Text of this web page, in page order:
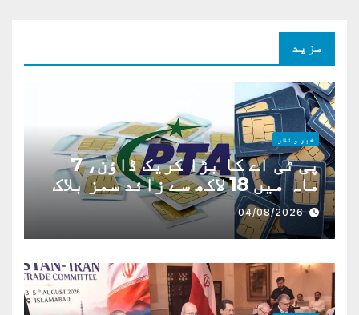
مزید
خبر و نظر
پی ٹی اے کا بڑا کریک ڈاؤن، 7
ماہ میں 18 لاکھ سے زائد سمز بلاک
04/08/2026